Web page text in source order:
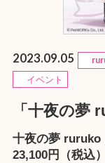
2023.09.05
イベント
「十夜の夢
十夜の夢 ruruko
23,100円（税込）